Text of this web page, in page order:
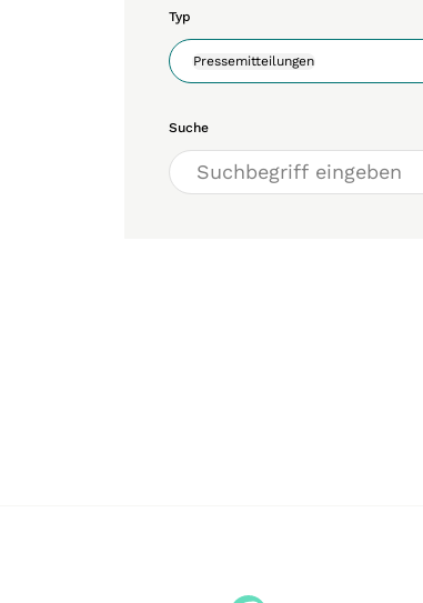
Typ
Pressemitteilungen
Suche